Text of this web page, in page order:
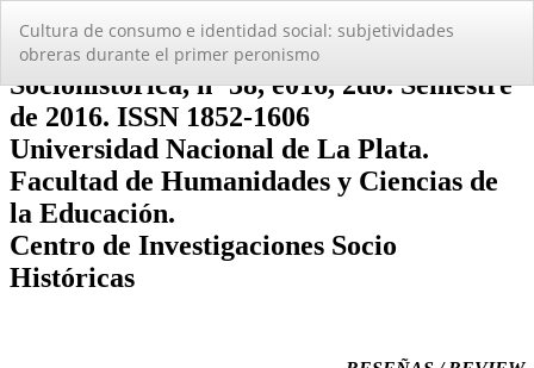
los
detalles
del
artículo
Cultura de consumo e identidad social: subjetividades
obreras durante el primer peronismo